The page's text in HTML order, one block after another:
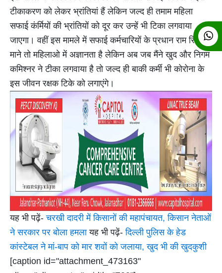
टीकाकरण को लेकर भ्रांतियां हैं लेकिन जल्द ही तमाम महिला
सफाई कंर्मियों की भ्रांतियों को दूर कर उन्हें भी टिका लगवाया
जाएगा। वहीं इस मामले में सफाई कर्मचारियों के प्रधान राम सिंह की
माने तो महिलाओ में अज्ञानता है लेकिन अब जब मैंने खुद और निगम
कमिश्नर ने टीका लगवाया है तो जल्द ही बाकी कर्मी भी कोरोना के
इस जीवन रक्षक टिके को लगाएंगे।
यह भी पढ़ें-चरखी दादरी में किसानों की महापंचायत, किसान नेताओं
ने सरकार पर बोला हमलायह भी पढ़ें-दिल्ली पुलिस के हेड
कांस्टेबल ने मां-बाप को मार शवों को जलाया, खुद भी की खुदकुशी
[caption id="attachment_473163"